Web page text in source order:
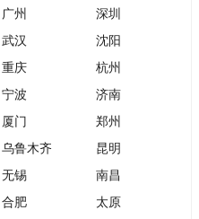
广州
深圳
武汉
沈阳
重庆
杭州
宁波
济南
厦门
郑州
乌鲁木齐
昆明
无锡
南昌
合肥
太原